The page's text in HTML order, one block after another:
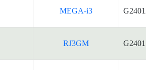
MEGA-i3
RJ3GM